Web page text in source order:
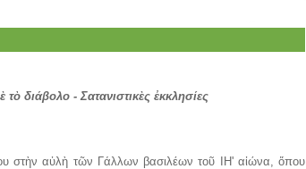
διάβολο - Σατανιστικὲς ἐκκλησίες
αὐλὴ τῶν Γάλλων βασιλέων τοῦ ΙΗ' αἰώνα, ὅπου